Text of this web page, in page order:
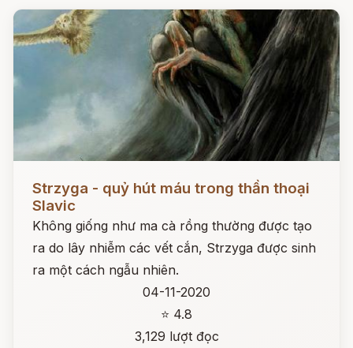
Strzyga - quỷ hút máu trong thần thoại
Slavic
Không giống như ma cà rồng thường được tạo
ra do lây nhiễm các vết cắn, Strzyga được sinh
ra một cách ngẫu nhiên.
04-11-2020
⭐ 4.8
3,129 lượt đọc